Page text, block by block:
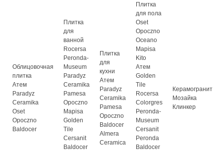
Облицовочная
плитка
Атем
Paradyz
Ceramika
Oset
Opoczno
Baldocer
Плитка
для
ванной
Rocersa
Peronda-
Museum
Paradyz
Ceramika
Pamesa
Opoczno
Mapisa
Golden
Tile
Cersanit
Baldocer
Плитка
для
кухни
Атем
Paradyz
Ceramika
Pamesa
Opoczno
Baldocer
Almera
Ceramica
Плитка
для пола
Oset
Opoczno
Oceano
Mapisa
Kito
Атем
Golden
Tile
Rocersa
Colorgres
Peronda-
Museum
Cersanit
Peronda
Baldocer
Керамогранит
Мозайка
Клинкер